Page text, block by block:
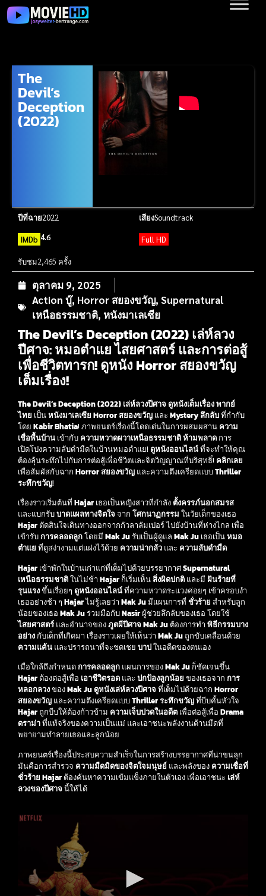
The
Devil’s
Deception
(2022)
ปีที่ฉาย2022 เสียงSoundtrack
IMDb 4.6 Full HD
รับชม2,465 ครั้ง
ตุลาคม 9, 2025
Action บู๊, Horror สยองขวัญ, Supernatural
เหนือธรรมชาติ, หนังมาเลเซีย
The Devil’s Deception (2022) เล่ห์ลวง
ปีศาจ: หมอตำแย ไสยศาสตร์ และการต่อสู้
เพื่อชีวิตทารก! ดูหนัง Horror สยองขวัญ
เต็มเรื่อง!
The Devil’s Deception (2022) เล่ห์ลวงปีศาจ ดูหนังเต็มเรื่อง พากย์
ไทย เป็นหนังมาเลเซีย Horror สยองขวัญ และ Mystery ลึกลับที่กำกับ
โดย Kabir Bhatia! ภาพยนตร์เรื่องนี้โดดเด่นในการผสมผสาน ความ
เชื่อพื้นบ้าน เข้ากับ ความหวาดผวาเหนือธรรมชาติห้ามพลาด การ
เปิดโปงความลับดำมืดในบ้านหมอตำแย! ดูหนังออนไลน์ที่จะทำให้คุณ
ต้องลุ้นระทึกไปกับการต่อสู้เพื่อชีวิตและจิตวิญญาณที่บริสุทธิ์! คลิกเลย
เพื่อสัมผัสกับฉาก Horror สยองขวัญ และความตึงเครียดแบบThriller
ระทึกขวัญ!
เรื่องราวเริ่มต้นที่ Hajarเธอเป็นหญิงสาวที่กำลัง ตั้งครรภ์นอกสมรส
และแบกรับบาดแผลทางจิตใจ จาก โศกนาฏกรรม ในวัยเด็กของเธอ
Hajarตัดสินใจเดินทางออกจากกัวลาลัมเปอร์ ไปยังบ้านที่ห่างไกล เพื่อ
เข้ารับการคลอดลูกโดยมี Mak Juรับเป็นผู้ดูแล Mak Ju เธอเป็นหมอ
ตำแย ที่ดูสง่างามแต่แฝงไว้ด้วย ความน่ากลัว และ ความลับดำมืด
Hajarเข้าพักในบ้านเก่าแก่ที่เต็มไปด้วยบรรยากาศSupernatural
เหนือธรรมชาติในไม่ช้า Hajarก็เริ่มเห็นสิ่งผิดปกติ และมี ฝันร้ายที่
รุนแรงขึ้นเรื่อยๆ ดูหนังออนไลน์ที่ความหวาดระแวงค่อยๆ เข้าครอบงำ
เธออย่างช้า ๆ Hajarไม่รู้เลยว่า Mak Juมีแผนการที่ ชั่วร้าย สำหรับลูก
น้อยของเธอ Mak Juร่วมมือกับNasirผู้ช่วยลึกลับของเธอ โดยใช้
ไสยศาสตร์ และอำนาจของภูตผีปีศาจ Mak Ju ต้องการทำ พิธีกรรมบาง
อย่าง กับเด็กที่เกิดมา เรื่องราวเผยให้เห็นว่า Mak Ju ถูกขับเคลื่อนด้วย
ความแค้น และปรารถนาที่จะชดเชย บาปในอดีตของตนเอง
เมื่อใกล้ถึงกำหนดการคลอดลูก แผนการของMak Ju ก็ชัดเจนขึ้น
Hajarต้องต่อสู้เพื่อ เอาชีวิตรอด และ ปกป้องลูกน้อย ของเธอจาก การ
หลอกลวงของMak Ju ดูหนังเล่ห์ลวงปีศาจ ที่เต็มไปด้วยฉาก Horror
สยองขวัญ และความตึงเครียดแบบThriller ระทึกขวัญที่บีบคั้นหัวใจ
Hajarถูกบีบให้ต้องก้าวข้าม ความเจ็บปวดในอดีต เพื่อต่อสู้เพื่อ Drama
ดราม่าที่แท้จริงของความเป็นแม่ และเอาชนะพลังงานด้านมืดที่
พยายามทำลายเธอและลูกน้อย
ภาพยนตร์เรื่องนี้ประสบความสำเร็จในการสร้างบรรยากาศที่น่าขนลุก
มันคือการสำรวจ ความมืดมิดของจิตใจมนุษย์ และพลังของ ความเชื่อที่
ชั่วร้าย Hajarต้องค้นหาความเข้มแข็งภายในตัวเอง เพื่อเอาชนะ เล่ห์
ลวงของปีศาจ นี้ให้ได้